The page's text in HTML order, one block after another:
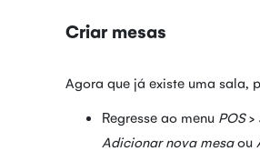
Criar mesas
Agora que já existe uma sala,
Regresse ao menu POS>
Adicionar nova mesaou